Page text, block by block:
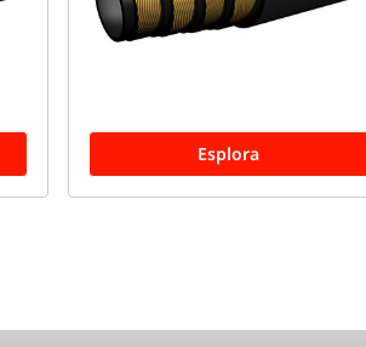
Esplora